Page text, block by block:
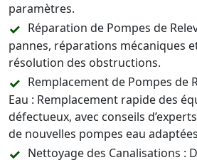
paramètres.
Réparation de Pompes de
pannes, réparations mécaniques
résolution des obstructions.
Remplacement de Pompes de
Eau : Remplacement rapide des
défectueux, avec conseils
de nouvelles pompes eau
Nettoyage des Canalisations :